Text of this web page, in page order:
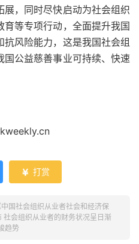
，同时尽快启动为社会组织
等专项行动，全面提升我国
风险能力，这是我国社会组
公益慈善事业可持续、快速
 打赏
中国社会组织从业者社会和经济保
会组织从业者的财务状况呈日渐
趋势